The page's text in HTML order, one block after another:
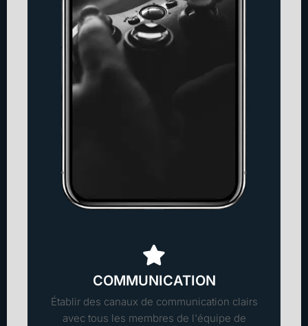
COMMUNICATION
Établir des canaux de communication clairs
avec tous les membres de l'équipe de